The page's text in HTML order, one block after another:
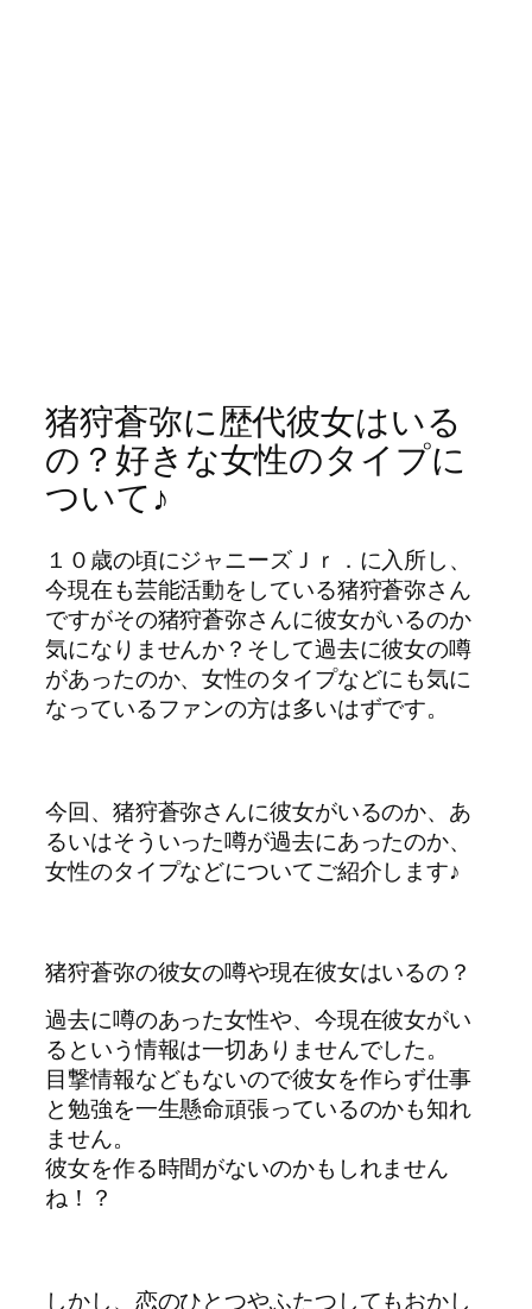
猪狩蒼弥に歴代彼女はいる
の？好きな女性のタイプに
ついて♪
１０歳の頃にジャニーズＪｒ．に入所し、
今現在も芸能活動をしている猪狩蒼弥さん
ですがその猪狩蒼弥さんに彼女がいるのか
気になりませんか？そして過去に彼女の噂
があったのか、女性のタイプなどにも気に
なっているファンの方は多いはずです。
今回、猪狩蒼弥さんに彼女がいるのか、あ
るいはそういった噂が過去にあったのか、
女性のタイプなどについてご紹介します♪
猪狩蒼弥の彼女の噂や現在彼女はいるの？
過去に噂のあった女性や、今現在彼女がい
るという情報は一切ありませんでした。
目撃情報などもないので彼女を作らず仕事
と勉強を一生懸命頑張っているのかも知れ
ません。
彼女を作る時間がないのかもしれません
ね！？
しかし、恋のひとつやふたつしてもおかし